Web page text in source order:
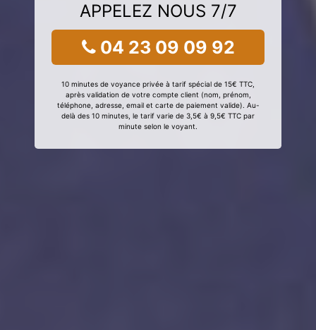
APPELEZ NOUS 7/7
04 23 09 09 92
10 minutes de voyance privée à tarif spécial de 15€ TTC,
après validation de votre compte client (nom, prénom,
téléphone, adresse, email et carte de paiement valide). Au-
delà des 10 minutes, le tarif varie de 3,5€ à 9,5€ TTC par
minute selon le voyant.